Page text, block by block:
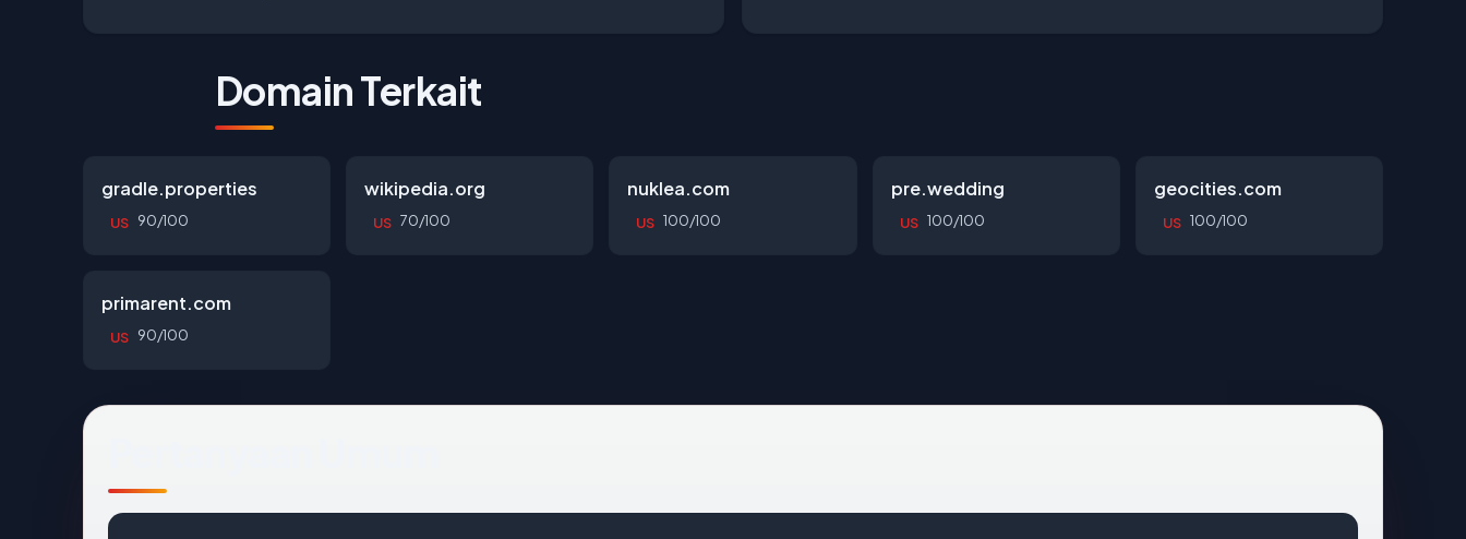
Domain Terkait
gradle.properties
US 90/100
wikipedia.org
US 70/100
nuklea.com
US 100/100
pre.wedding
US 100/100
geocities.com
US 100/100
primarent.com
US 90/100